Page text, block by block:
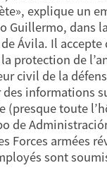
explique un
Guillermo, dans
Ávila. Il
protection de
civil de la
informations
(presque toute
de
Forces armées
sont